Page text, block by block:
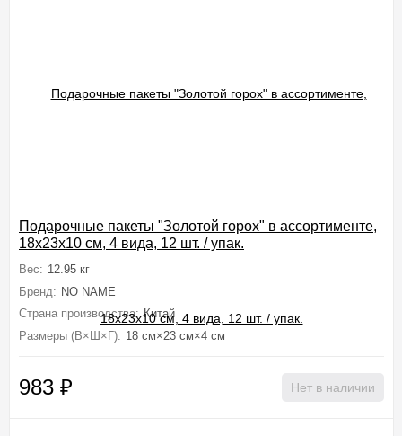
Подарочные пакеты "Золотой горох" в ассортименте,
18x23x10 см, 4 вида, 12 шт. / упак.
Вес: 12.95 кг
Бренд: NO NAME
Страна производства: Китай
Размеры (В×Ш×Г): 18 см×23 см×4 см
983 ₽ Нет в наличии